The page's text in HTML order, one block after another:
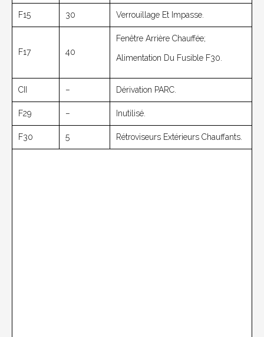
F15 30 Verrouillage Et Impasse.
F17 40
Fenêtre Arrière Chauffée;
Alimentation Du Fusible F30.
CII – Dérivation PARC.
F29 – Inutilisé.
F30 5 Rétroviseurs Extérieurs Chauffants.